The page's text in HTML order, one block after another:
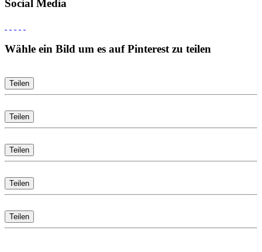
Social Media
Wähle ein Bild um es auf Pinterest zu teilen
Teilen
Teilen
Teilen
Teilen
Teilen